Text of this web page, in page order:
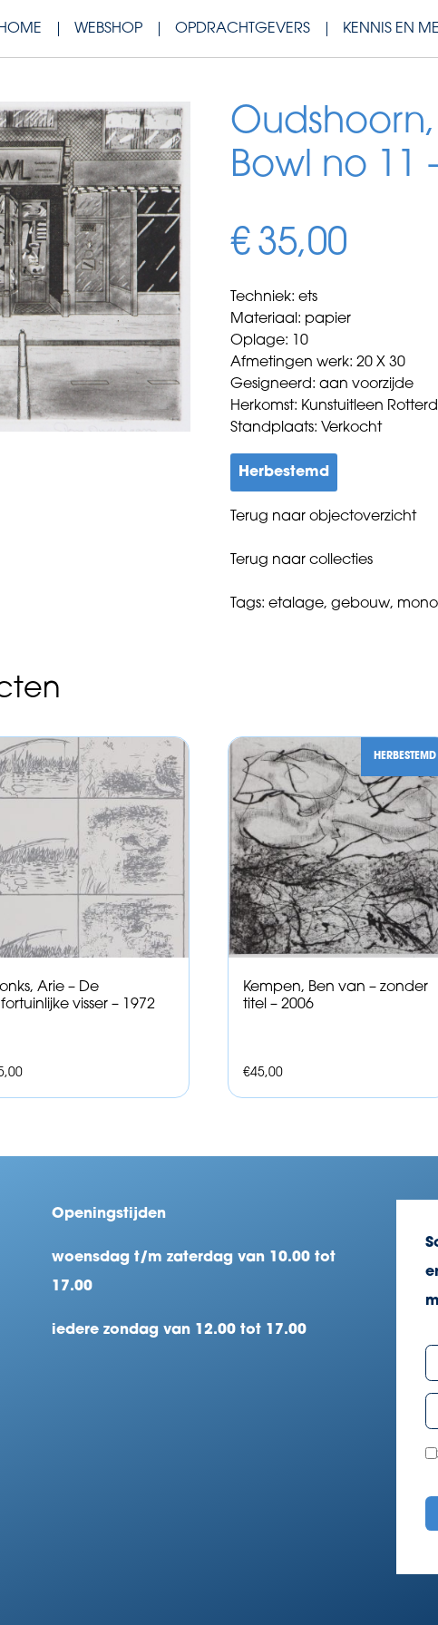
HOME WEBSHOP OPDRACHTGEVERS KENNIS EN
Oudshoorn,
Bowl no 11
€ 35,00
Techniek: ets
Materiaal: papier
Oplage: 10
Afmetingen werk: 20 X 30
Gesigneerd: aan voorzijde
Herkomst: Kunstuitleen
Standplaats: Verkocht
Herbestemd
Terug naar objectoverzicht
Terug naar collecties
Tags:etalage,gebouw,
Arie – De
visser – 1972
HERBESTEMD
Kempen, Ben van – zonder
titel – 2006
€45,00
Openingstijden
woensdag t/m zaterdag van 10.00 tot
17.00
iedere zondag van 12.00 tot 17.00